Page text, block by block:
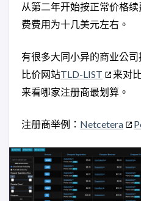
从第二年开始按正常价格
费费用为十几美元左右。
有很多大同小异的商业公
比价网站TLD-LIST
来对
来看哪家注册商最划算。
注册商举例： Netcetera